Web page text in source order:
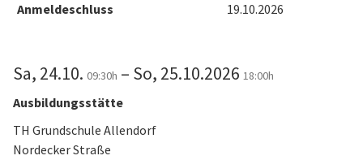
Anmeldeschluss
19.10.2026
Sa, 24.10. 09:30h – So, 25.10.2026 18:00h
Ausbildungsstätte
TH Grundschule Allendorf
Nordecker Straße